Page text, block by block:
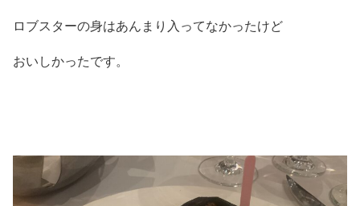
ロブスターの身はあんまり入ってなかったけど
おいしかったです。